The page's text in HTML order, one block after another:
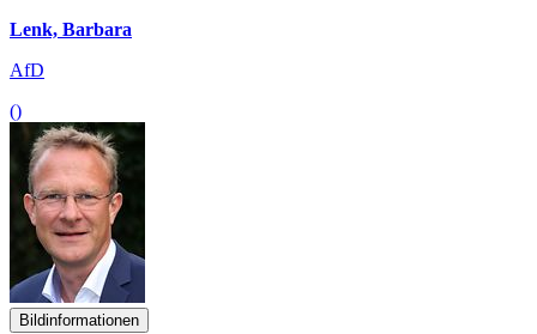
Lenk, Barbara
AfD
()
Bildinformationen